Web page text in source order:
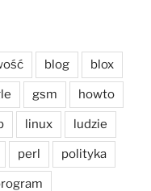
blog blox
gsm howto
linux ludzie
perl polityka